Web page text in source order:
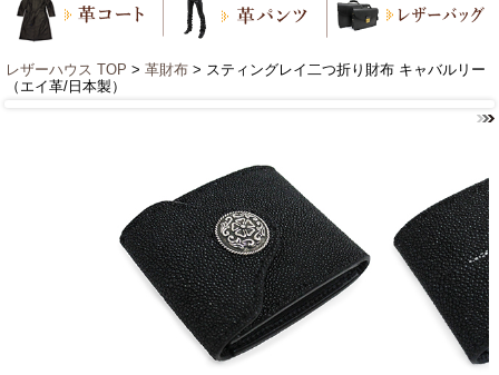
レザーハウス TOP > 革財布 > スティングレイ二つ折り財布 キャバルリー
（エイ革/日本製）